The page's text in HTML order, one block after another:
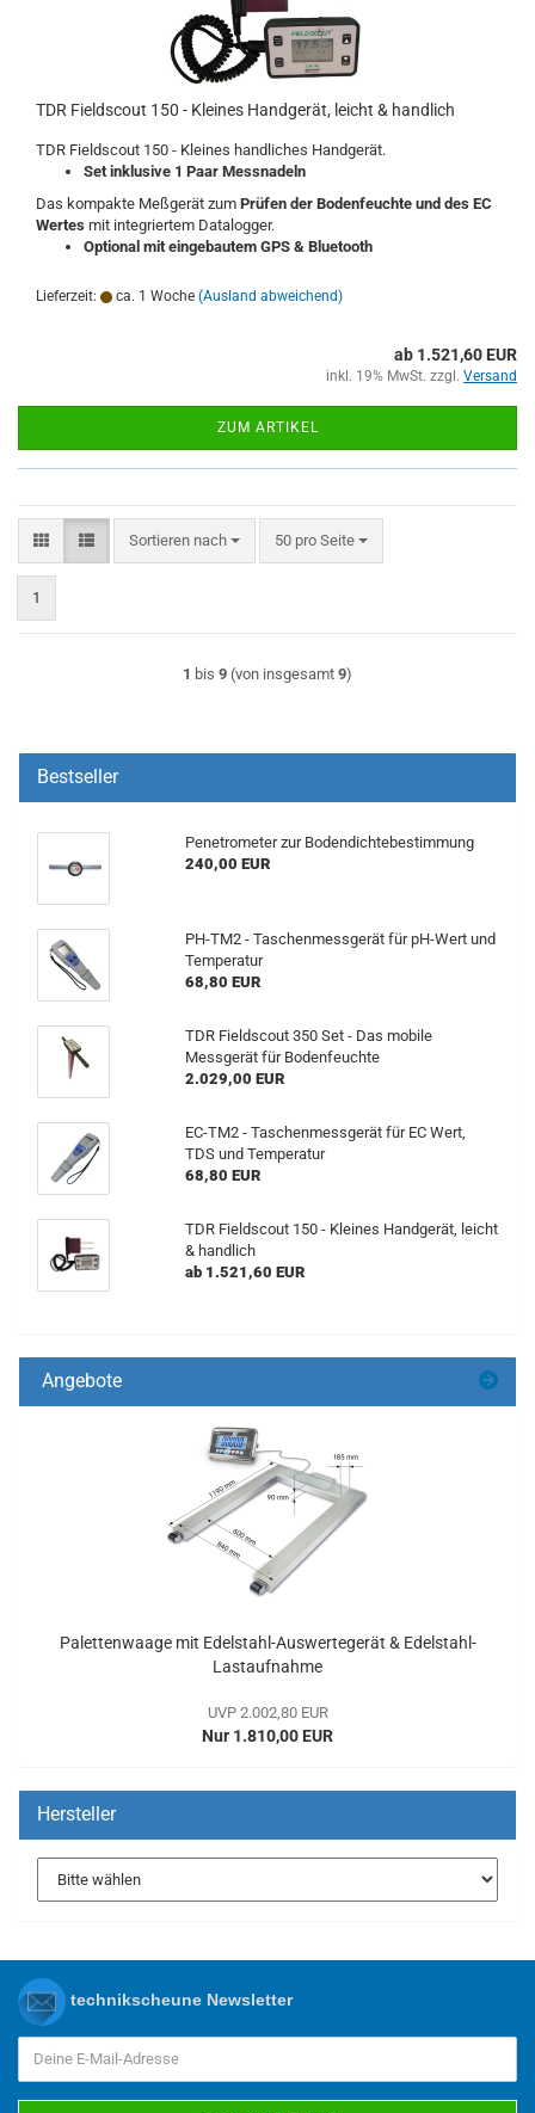
TDR Fieldscout 150 - Kleines Handgerät, leicht & handlich
TDR Fieldscout 150 - Kleines handliches Handgerät.
Set inklusive 1 Paar Messnadeln
Das kompakte Meßgerät zum Prüfen der Bodenfeuchte und des EC
Wertes mit integriertem Datalogger.
Optional mit eingebautem GPS & Bluetooth
Lieferzeit: ca. 1 Woche (Ausland abweichend)
ab 1.521,60 EUR
inkl. 19% MwSt. zzgl. Versand
ZUM ARTIKEL
Sortieren nach
Sortieren nach 50 pro Seite
pro Seite
1
1 bis 9 (von insgesamt 9)
Bestseller
Penetrometer zur Bodendichtebestimmung
240,00 EUR
PH-TM2 - Taschenmessgerät für pH-Wert und
Temperatur
68,80 EUR
TDR Fieldscout 350 Set - Das mobile
Messgerät für Bodenfeuchte
2.029,00 EUR
EC-TM2 - Taschenmessgerät für EC Wert,
TDS und Temperatur
68,80 EUR
TDR Fieldscout 150 - Kleines Handgerät, leicht
& handlich
ab 1.521,60 EUR
Angebote
Palettenwaage mit Edelstahl-Auswertegerät & Edelstahl-
Lastaufnahme
UVP 2.002,80 EUR
Nur 1.810,00 EUR
Hersteller
technikscheune Newsletter